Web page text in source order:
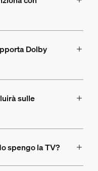
Dolby
sulle
spengo la TV?